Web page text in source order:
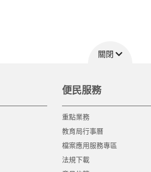
關閉
便民服務
重點業務
教育局行事曆
檔案應用服務專區
法規下載